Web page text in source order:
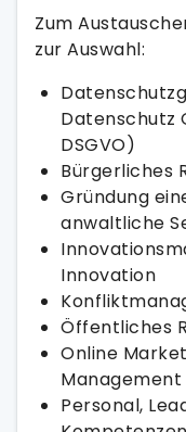
Zum
zur Auswahl:
Datenschutz
DSGVO)
Bürgerliches
Gründung
anwaltliche
Innovation
Öffentliches
Online
Management
Personal,